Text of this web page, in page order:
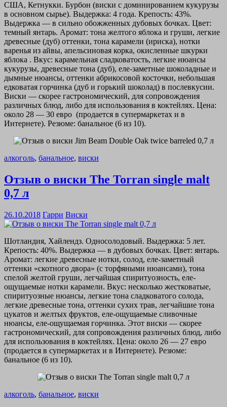
США, Кетнукки. Бурбон (виски с доминированием кукурузы
в основном сырье). Выдержка: 4 года. Крепость: 43%.
Выдержка — в сильно обожженных дубовых бочках. Цвет:
темный янтарь. Аромат: тона желтого яблока и груши, легкие
древесные (дуб) оттенки, тона карамели (ириска), нотки
варенья из айвы, апельсиновая корка, окисленные шкурки
яблока . Вкус: карамельная сладковатость, легкие нюансы
кукурузы, древесные тона (дуб), еле-заметные шоколадные и
дымные нюансы, оттенки абрикосовой косточки, небольшая
едковатая горчинка (дуб и горький шоколад) в послевкусии.
Виски — скорее гастрономический, для сопровождения
различных блюд, либо для использования в коктейлях. Цена:
около 28 — 30 евро (продается в супермаркетах и в
Интернете). Резюме: банальное (6 из 10).
алкоголь, банальное, виски
Отзыв о виски The Torran single malt
0,7 л
26.10.2018 Гарри Виски
Шотландия, Хайлендз. Односолодовый. Выдержка: 5 лет.
Крепость: 40%. Выдержка — в дубовых бочках. Цвет: янтарь.
Аромат: легкие древесные нотки, солод, еле-заметный
оттенки «скотного двора» (с торфяными нюансами), тона
спелой желтой груши, легчайшая спиритуозность, еле-
ощущаемые нотки карамели. Вкус: несколько жестковатые,
спиритуозные нюансы, легкие тона сладковатого солода,
легкие древесные тона, оттенки сухих трав, легчайшие тона
цукатов и желтых фруктов, еле-ощущаемые сливочные
нюансы, еле-ощущаемая горчинка. Этот виски — скорее
гастрономический, для сопровождения различных блюд, либо
для использования в коктейлях. Цена: около 26 — 27 евро
(продается в супермаркетах и в Интернете). Резюме:
банальное (6 из 10).
алкоголь, банальное, виски